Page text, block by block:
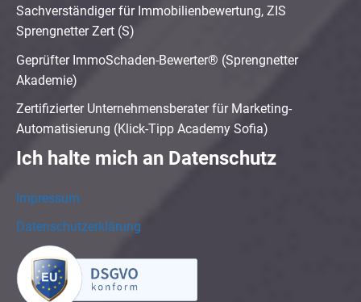
Sachverständiger für Immobilienbewertung, ZIS
Sprengnetter Zert (S)
Geprüfter ImmoSchaden-Bewerter® (Sprengnetter
Akademie)
Zertifizierter Unternehmensberater für Marketing-
Automatisierung (Klick-Tipp Academy Sofia)
Ich halte mich an Datenschutz
Impressum
Datenschutzerklärung